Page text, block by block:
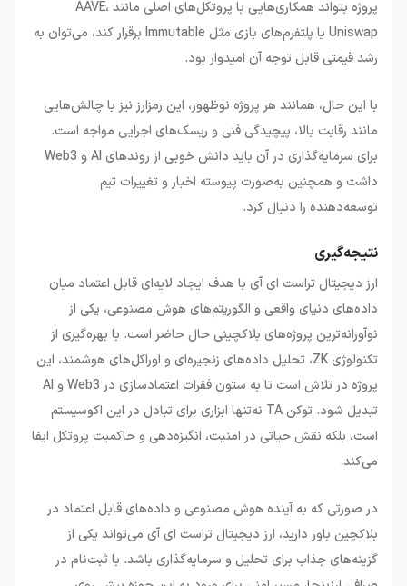
پروژه بتواند همکاری‌هایی با پروتکل‌های اصلی مانند AAVE،
Uniswap یا پلتفرم‌های بازی مثل Immutable برقرار کند، می‌توان به
رشد قیمتی قابل توجه آن امیدوار بود.
با این حال، همانند هر پروژه نوظهور، این رمزارز نیز با چالش‌هایی
مانند رقابت بالا، پیچیدگی فنی و ریسک‌های اجرایی مواجه است.
برای سرمایه‌گذاری در آن باید دانش خوبی از روندهای AI و Web3
داشت و همچنین به‌صورت پیوسته اخبار و تغییرات تیم
توسعه‌دهنده را دنبال کرد.
نتیجه‌گیری
ارز دیجیتال تراست ای آی با هدف ایجاد لایه‌ای قابل اعتماد میان
داده‌های دنیای واقعی و الگوریتم‌های هوش مصنوعی، یکی از
نوآورانه‌ترین پروژه‌های بلاکچینی حال حاضر است. با بهره‌گیری از
تکنولوژی ZK، تحلیل داده‌های زنجیره‌ای و اوراکل‌های هوشمند، این
پروژه در تلاش است تا به ستون فقرات اعتمادسازی در Web3 و AI
تبدیل شود. توکن TA نه‌تنها ابزاری برای تبادل در این اکوسیستم
است، بلکه نقش حیاتی در امنیت، انگیزه‌دهی و حاکمیت پروتکل ایفا
می‌کند.
در صورتی که به آینده هوش مصنوعی و داده‌های قابل اعتماد در
بلاکچین باور دارید، ارز دیجیتال تراست ای آی می‌تواند یکی از
گزینه‌های جذاب برای تحلیل و سرمایه‌گذاری باشد. با ثبت‌نام در